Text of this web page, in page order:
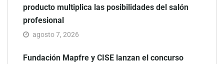
producto multiplica las posibilidades del salón
profesional
agosto 7, 2026
Fundación Mapfre y CISE lanzan el concurso